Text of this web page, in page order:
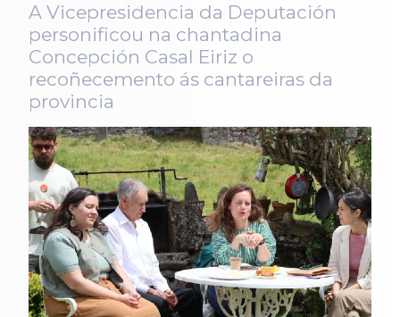
A Vicepresidencia da Deputación
personificou na chantadina
Concepción Casal Eiriz o
recoñecemento ás cantareiras da
provincia